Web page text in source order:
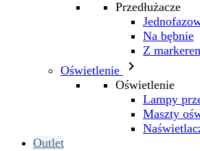
Przedłużacze
Na bębnie
Z
Oświetlenie

Oświetlenie
Lampy
Maszty
Outlet